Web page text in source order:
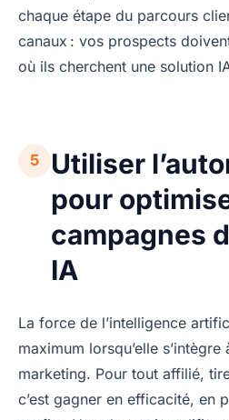
chaque étape du parcours
canaux : vos prospects
où ils cherchent une solution
5
Utiliser
pour
campagnes
IA
La force de l’intelligence
maximum lorsqu’elle s’intègre
marketing. Pour tout affilié,
c’est gagner en efficacité, en